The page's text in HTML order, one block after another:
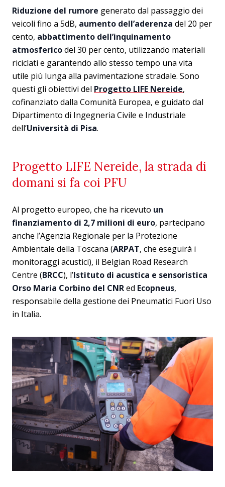
Riduzione del rumore generato dal passaggio dei
veicoli fino a 5dB, aumento dell’aderenza del 20 per
cento, abbattimento dell’inquinamento
atmosfericodel 30 per cento, utilizzando materiali
riciclati e garantendo allo stesso tempo una vita
utile più lunga alla pavimentazione stradale. Sono
questi gli obiettivi del Progetto LIFE Nereide,
cofinanziato dalla Comunità Europea, e guidato dal
Dipartimento di Ingegneria Civile e Industriale
dell’Università di Pisa.
Progetto LIFE Nereide, la strada di
domani si fa coi PFU
Al progetto europeo, che ha ricevuto un
finanziamento di 2,7 milioni di euro, partecipano
anche l’Agenzia Regionale per la Protezione
Ambientale della Toscana (ARPAT, che eseguirà i
monitoraggi acustici), il Belgian Road Research
Centre (BRCC), l’Istituto di acustica e sensoristica
Orso Maria Corbino del CNRed Ecopneus,
responsabile della gestione dei Pneumatici Fuori Uso
in Italia.